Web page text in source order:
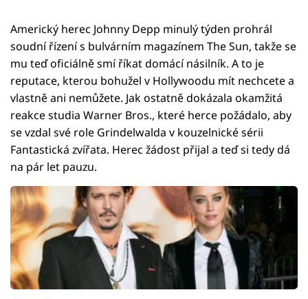
Americký herec Johnny Depp minulý týden prohrál
soudní řízení s bulvárním magazínem The Sun, takže se
mu teď oficiálně smí říkat domácí násilník. A to je
reputace, kterou bohužel v Hollywoodu mít nechcete a
vlastně ani nemůžete. Jak ostatně dokázala okamžitá
reakce studia Warner Bros., které herce požádalo, aby
se vzdal své role Grindelwalda v kouzelnické sérii
Fantastická zvířata. Herec žádost přijal a teď si tedy dá
na pár let pauzu.